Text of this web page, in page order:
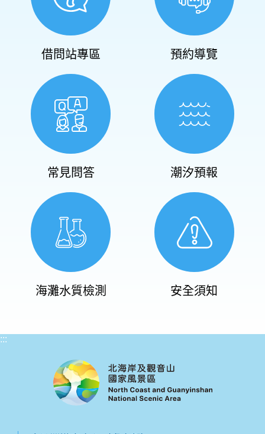
借問站專區 預約導覽
常見問答 潮汐預報
海灘水質檢測 安全須知
:::